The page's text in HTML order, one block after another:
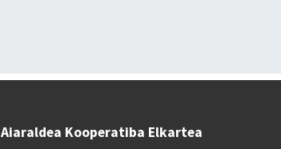
Aiaraldea Kooperatiba Elkartea